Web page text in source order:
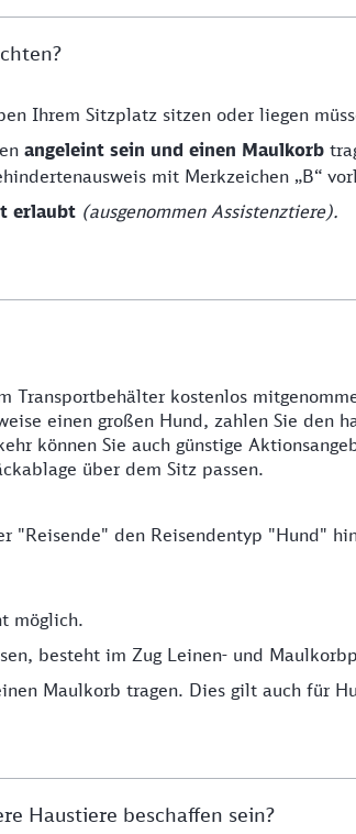
Ihrem Sitzplatz sitzen oder liegen
angeleint sein und einen Maulkorb
mit Merkzeichen „B“
erlaubt (ausgenommen Assistenztiere).
Transportbehälter kostenlos
einen großen Hund, zahlen Sie den
können Sie auch günstige
über dem Sitz passen.
"Reisende" den Reisendentyp "Hund"
möglich.
besteht im Zug Leinen- und
Maulkorb tragen. Dies gilt auch für
Haustiere beschaffen sein?